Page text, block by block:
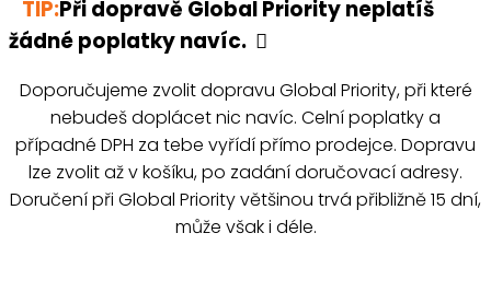
TIP:Při dopravě Global Priority neplatíš
žádné poplatky navíc.
Doporučujeme zvolit dopravu Global Priority, při které
nebudeš doplácet nic navíc. Celní poplatky a
případné DPH za tebe vyřídí přímo prodejce. Dopravu
lze zvolit až v košíku, po zadání doručovací adresy.
Doručení při Global Priority většinou trvá přibližně 15 dní,
může však i déle.